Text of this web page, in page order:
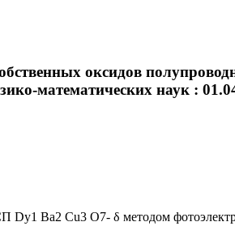
оксидов
математических наук :
Ba2 Cu3 O7- δ методом